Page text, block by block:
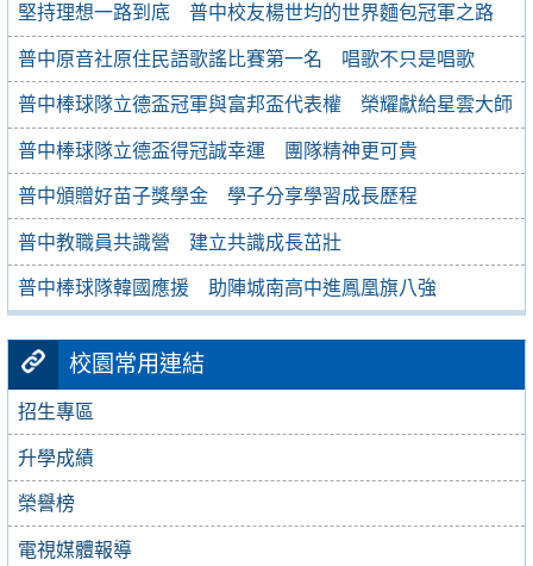
堅持理想一路到底 普中校友楊世均的世界麵包冠軍之路
普中原音社原住民語歌謠比賽第一名 唱歌不只是唱歌
普中棒球隊立德盃冠軍與富邦盃代表權 榮耀獻給星雲大師
普中棒球隊立德盃得冠誠幸運 團隊精神更可貴
普中頒贈好苗子獎學金 學子分享學習成長歷程
普中教職員共識營 建立共識成長茁壯
普中棒球隊韓國應援 助陣城南高中進鳳凰旗八強
校園常用連結
招生專區
升學成績
榮譽榜
電視媒體報導